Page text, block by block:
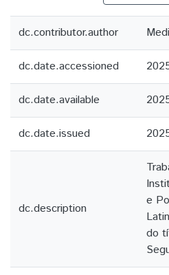
dc.contributor.author
dc.date.accessioned
dc.date.available
dc.date.issued
dc.description
e
do